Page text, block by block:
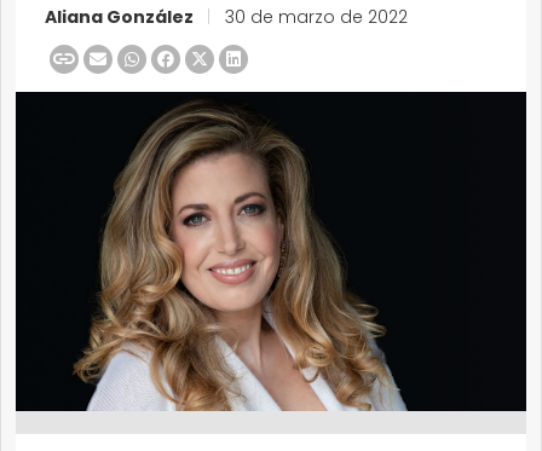
Aliana González 30 de marzo de 2022